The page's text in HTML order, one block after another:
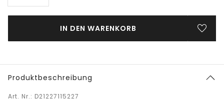
IN DEN WARENKORB
Produktbeschreibung
Art. Nr.: D21227115227